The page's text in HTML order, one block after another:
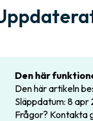
Den här
Den här artikeln
Släppdatum: 8 apr
Frågor? Kontakta